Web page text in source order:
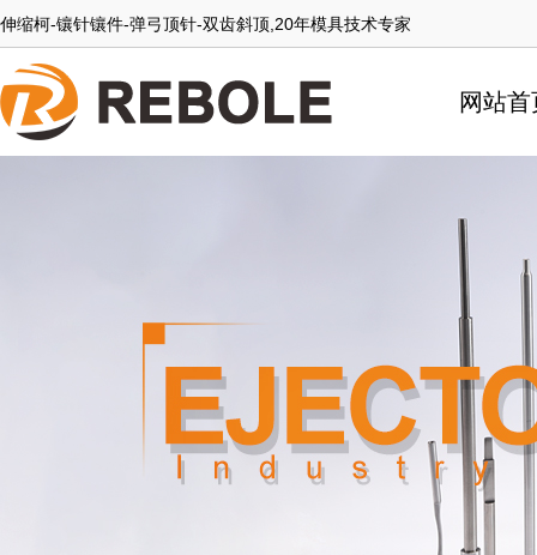
伸缩柯-镶针镶件-弹弓顶针-双齿斜顶,20年模具技术专家
网站首